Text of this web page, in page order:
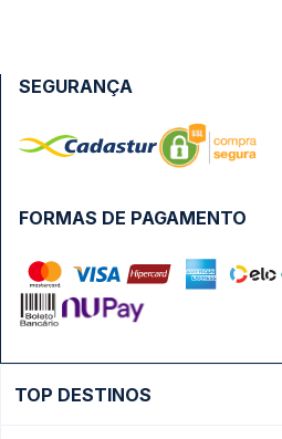
FORMAS DE PAGAMENTO
SEGURANÇA
TOP DESTINOS